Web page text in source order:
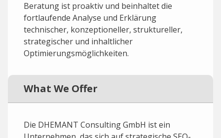
Beratung ist proaktiv und beinhaltet die
fortlaufende Analyse und Erklärung
technischer, konzeptioneller, struktureller,
strategischer und inhaltlicher
Optimierungsmöglichkeiten.
What We Offer
Die DHEMANT Consulting GmbH ist ein